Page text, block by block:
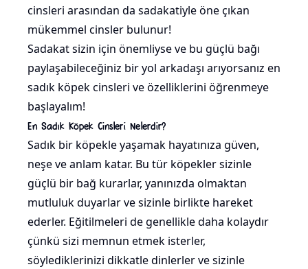
cinsleri arasından da sadakatiyle öne çıkan
mükemmel cinsler bulunur!
Sadakat sizin için önemliyse ve bu güçlü bağı
paylaşabileceğiniz bir yol arkadaşı arıyorsanız en
sadık köpek cinsleri ve özelliklerini öğrenmeye
başlayalım!
En Sadık Köpek Cinsleri Nelerdir?
Sadık bir köpekle yaşamak hayatınıza güven,
neşe ve anlam katar. Bu tür köpekler sizinle
güçlü bir bağ kurarlar, yanınızda olmaktan
mutluluk duyarlar ve sizinle birlikte hareket
ederler. Eğitilmeleri de genellikle daha kolaydır
çünkü sizi memnun etmek isterler,
söylediklerinizi dikkatle dinlerler ve sizinle